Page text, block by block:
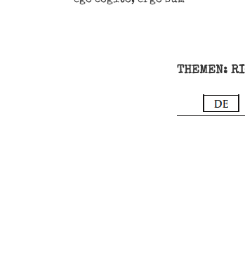
THEMEN: